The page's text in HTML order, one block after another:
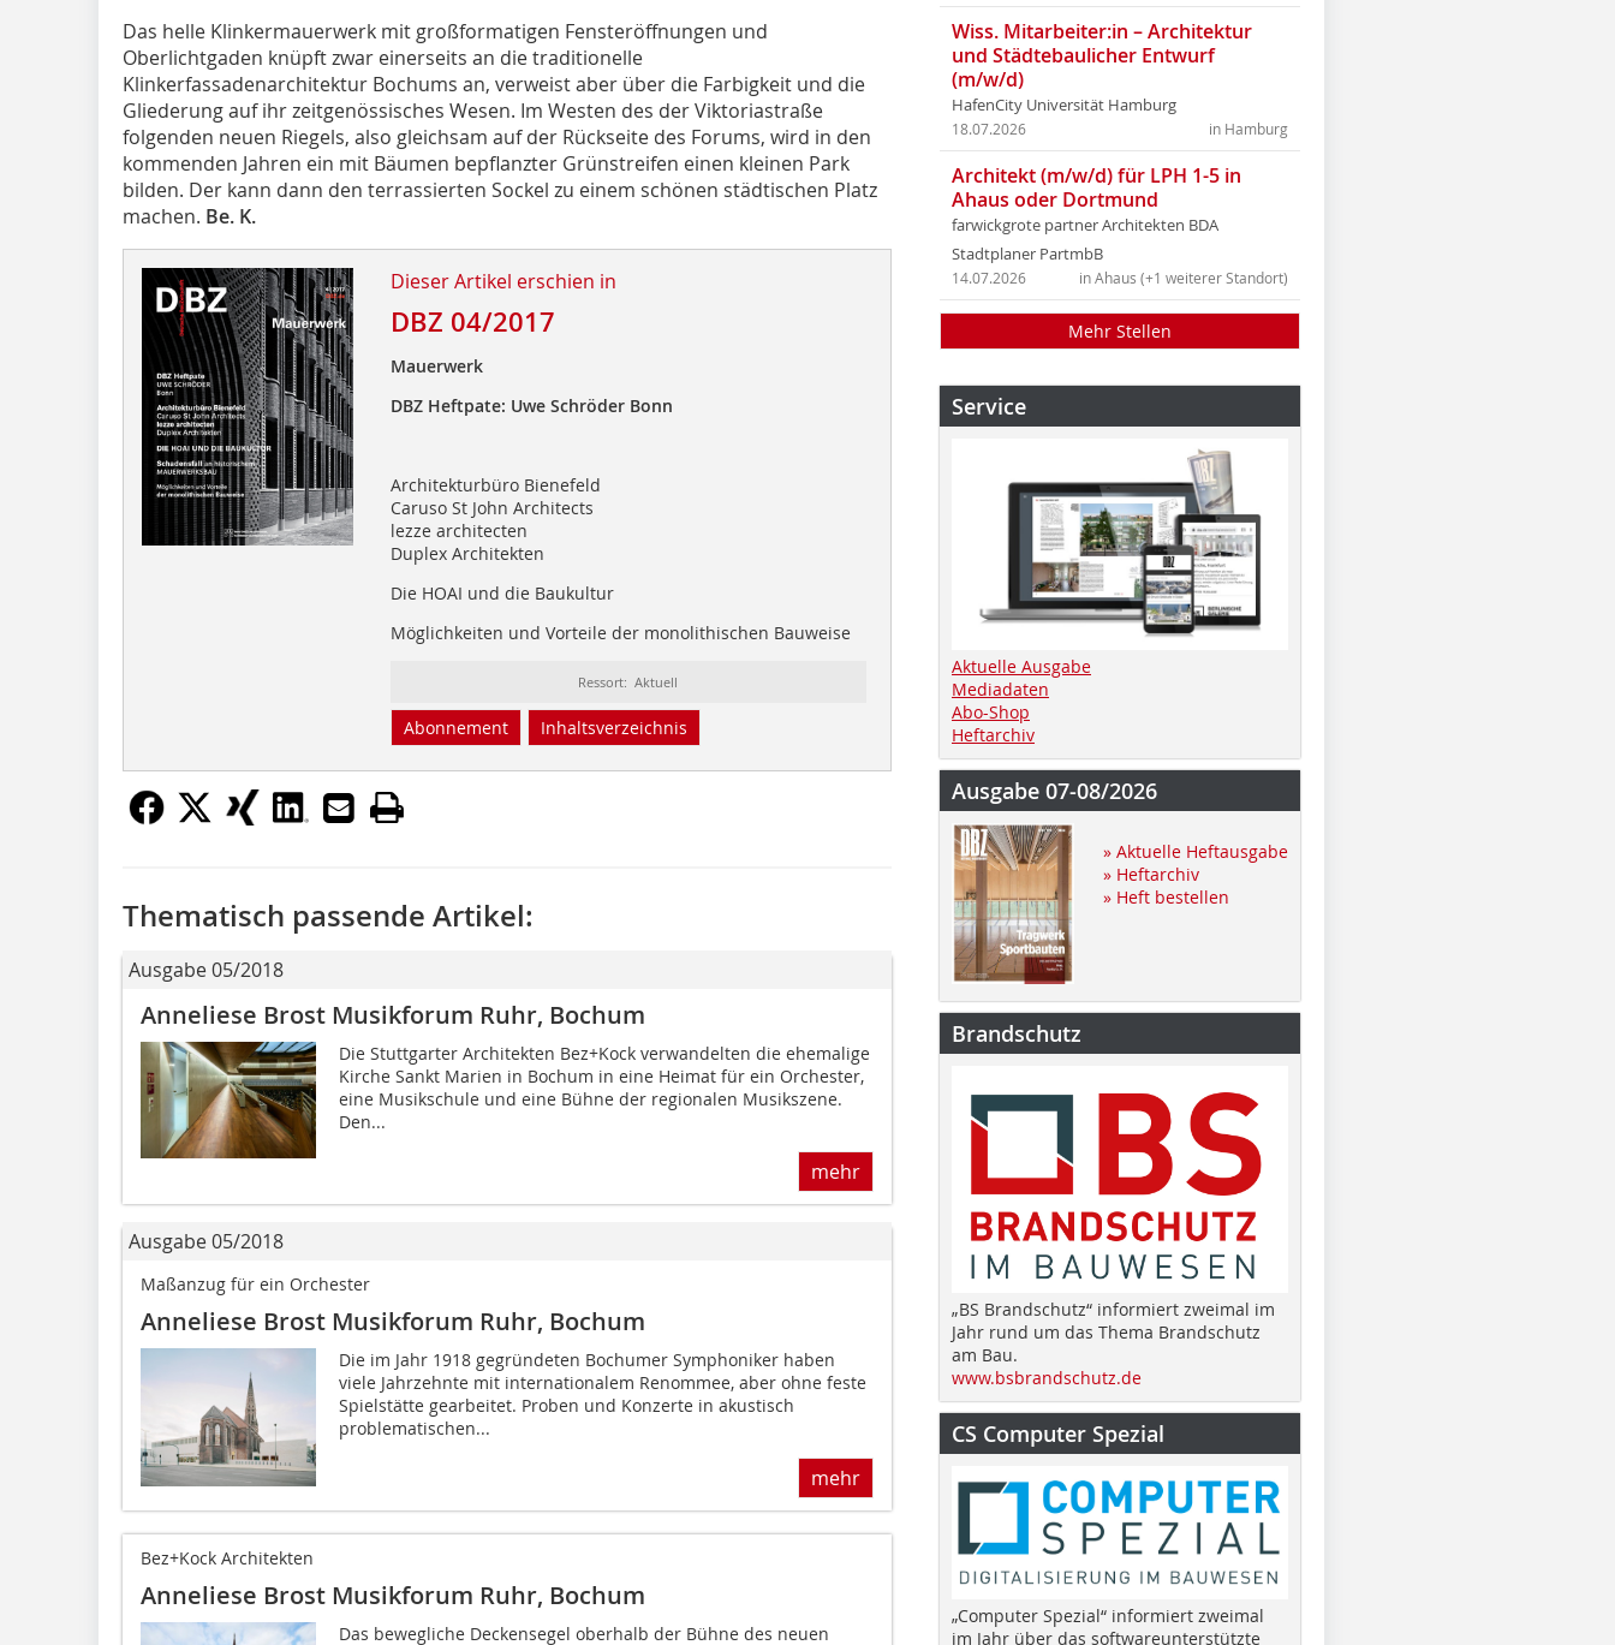
Das helle Klinkermauerwerk mit großformatigen Fensteröffnungen und
Oberlichtgaden knüpft zwar einerseits an die traditionelle
Klinkerfassadenarchitektur Bochums an, verweist aber über die Farbigkeit und die
Gliederung auf ihr zeitgenössisches Wesen. Im Westen des der Viktoriastraße
folgenden neuen Riegels, also gleichsam auf der Rückseite des Forums, wird in den
kommenden Jahren ein mit Bäumen bepflanzter Grünstreifen einen kleinen Park
bilden. Der kann dann den terrassierten Sockel zu einem schönen städtischen Platz
machen. Be. K.
Dieser Artikel erschien in
DBZ 04/2017
Mauerwerk
DBZ Heftpate: Uwe Schröder Bonn
Architekturbüro Bienefeld
Caruso St John Architects
lezze architecten
Duplex Architekten
Die HOAI und die Baukultur
Möglichkeiten und Vorteile der monolithischen Bauweise
Ressort: Aktuell
Abonnement Inhaltsverzeichnis
Thematisch passende Artikel:
Ausgabe 05/2018
Anneliese Brost Musikforum Ruhr, Bochum
Die Stuttgarter Architekten Bez+Kock verwandelten die ehemalige
Kirche Sankt Marien in Bochum in eine Heimat für ein Orchester,
eine Musikschule und eine Bühne der regionalen Musikszene.
Den...
mehr
Ausgabe 05/2018
Maßanzug für ein Orchester
Anneliese Brost Musikforum Ruhr, Bochum
Die im Jahr 1918 gegründeten Bochumer Symphoniker haben
viele Jahrzehnte mit internationalem Renommee, aber ohne feste
Spielstätte gearbeitet. Proben und Konzerte in akustisch
problematischen...
mehr
Bez+Kock Architekten
Anneliese Brost Musikforum Ruhr, Bochum
Das bewegliche Deckensegel oberhalb der Bühne des neuen
Wiss. Mitarbeiter:in – Architektur
und Städtebaulicher Entwurf
(m/w/d)
HafenCity Universität Hamburg
in Hamburg
18.07.2026
Architekt (m/w/d) für LPH 1-5 in
Ahaus oder Dortmund
farwickgrote partner Architekten BDA
Stadtplaner PartmbB
in Ahaus (+1 weiterer Standort)
14.07.2026
Mehr Stellen
Service
Aktuelle Ausgabe
Mediadaten
Abo-Shop
Heftarchiv
Ausgabe 07-08/2026
» Aktuelle Heftausgabe
» Heftarchiv
» Heft bestellen
Brandschutz
„BS Brandschutz“ informiert zweimal im
Jahr rund um das Thema Brandschutz
am Bau.
www.bsbrandschutz.de
CS Computer Spezial
„Computer Spezial“ informiert zweimal
im Jahr über das softwareunterstützte